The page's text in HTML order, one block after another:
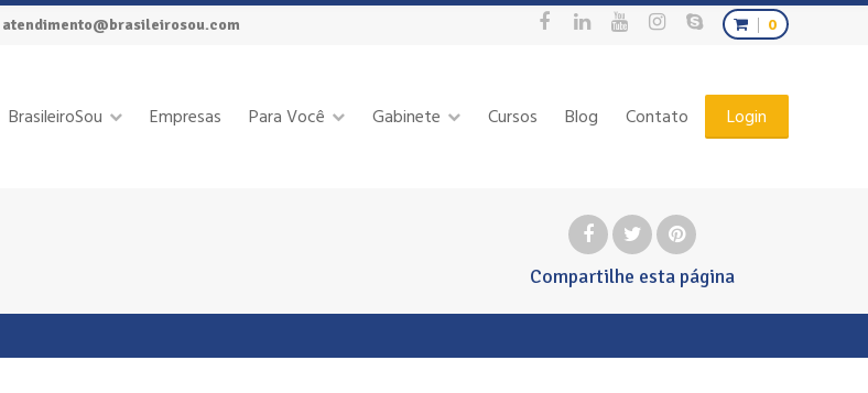
0
atendimento@brasileirosou.com
BrasileiroSou Empresas Para Você Gabinete Cursos Blog Contato Login
Compartilhe esta página